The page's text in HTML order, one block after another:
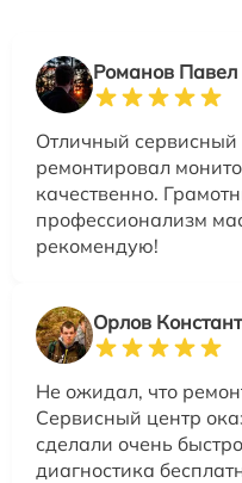
Романов Павел
Отличный
ремонтировал
качественно.
профессионализм
рекомендую!
Орлов
Не ожидал, что
Сервисный центр
сделали очень
диагностика